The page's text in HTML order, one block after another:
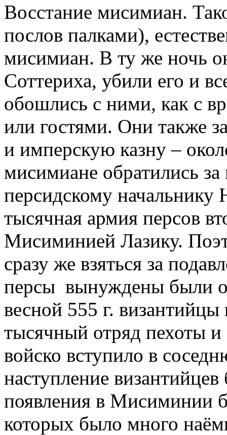
Восстание мисимиан.
послов палками),
мисимиан. В ту же ночь
Соттериха, убили его и
обошлись с ними, как с
или гостями. Они также
и имперскую казну –
мисимиане обратились
персидскому начальнику
тысячная армия персов
Мисиминией Лазику.
сразу же взяться за
персы вынуждены были
весной 555 г.
тысячный отряд пехоты
войско вступило в
наступление
появления в Мисиминии
которых было много